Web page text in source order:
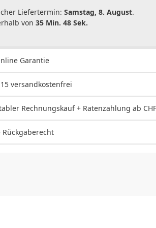
Liefertermin: Samstag, 8. August.
von 35 Min. 48 Sek.
Garantie
15 versandkostenfrei
Rechnungskauf + Ratenzahlung ab
Rückgaberecht